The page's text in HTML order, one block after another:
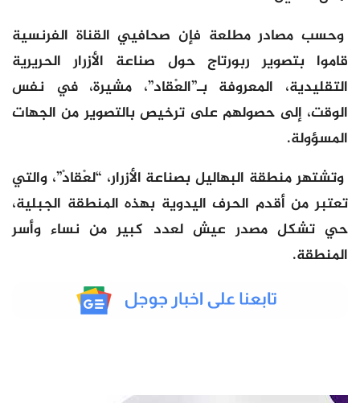
وحسب مصادر مطلعة فإن صحافيي القناة الفرنسية
قاموا بتصوير ربورتاج حول صناعة الأزرار الحريرية
التقليدية، المعروفة بـ”العْقاد”، مشيرة، في نفس
الوقت، إلى حصولهم على ترخيص بالتصوير من الجهات
المسؤولة.
وتشتهر منطقة البهاليل بصناعة الأزرار، “لعْقادْ”، والتي
تعتبر من أقدم الحرف اليدوية بهذه المنطقة الجبلية،
حي تشكل مصدر عيش لعدد كبير من نساء وأسر
المنطقة.